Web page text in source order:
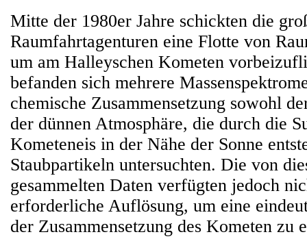
Mitte der 1980er Jahre schickten die
Raumfahrtagenturen eine Flotte von
um am Halleyschen Kometen
befanden sich mehrere
chemische Zusammensetzung sowohl
der dünnen Atmosphäre, die durch die
Kometeneis in der Nähe der Sonne
Staubpartikeln untersuchten. Die von
gesammelten Daten verfügten jedoch
erforderliche Auflösung, um eine
der Zusammensetzung des Kometen zu